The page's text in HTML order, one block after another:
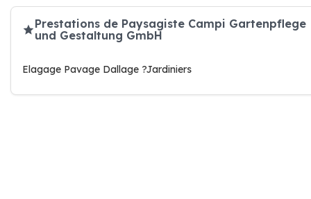
Prestations de Paysagiste Campi Gartenpflege
und Gestaltung GmbH
Elagage Pavage Dallage ?Jardiniers